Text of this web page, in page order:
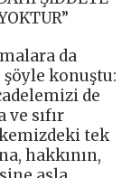
da
şöyle konuştu:
de
sıfır
tek
hakkının,